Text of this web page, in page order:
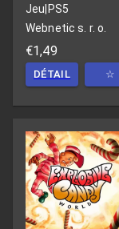
Jeu|PS5
Webnetic s. r. o.
€1,49
DÉTAIL ☆